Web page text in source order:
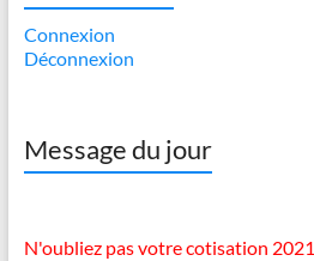
Connexion
Déconnexion
Message du jour
N'oubliez pas votre cotisation 2021